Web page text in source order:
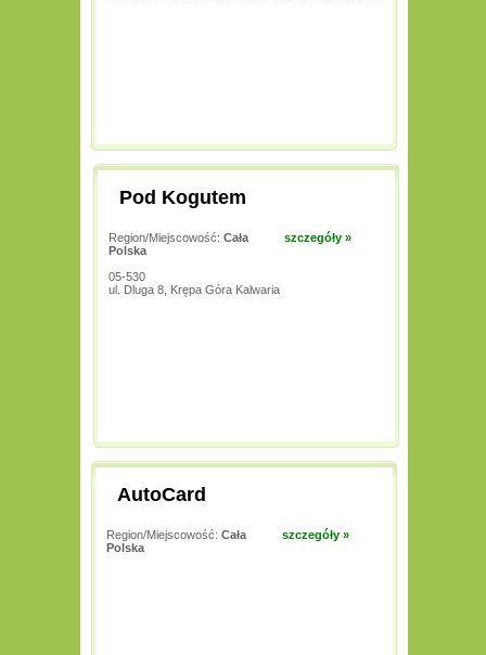
Pod Kogutem
szczegóły »
Region/Miejscowość: Cała
Polska
05-530
ul. Dluga 8, Krępa Góra Kalwaria
AutoCard
szczegóły »
Region/Miejscowość: Cała
Polska